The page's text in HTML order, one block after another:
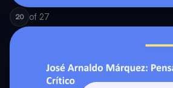
20 of 27